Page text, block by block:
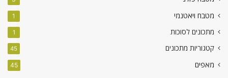
מטבח ויאטנמי 1
מתכונים לסוכות 1
קטגוריות מתכונים 45
מאפים 45